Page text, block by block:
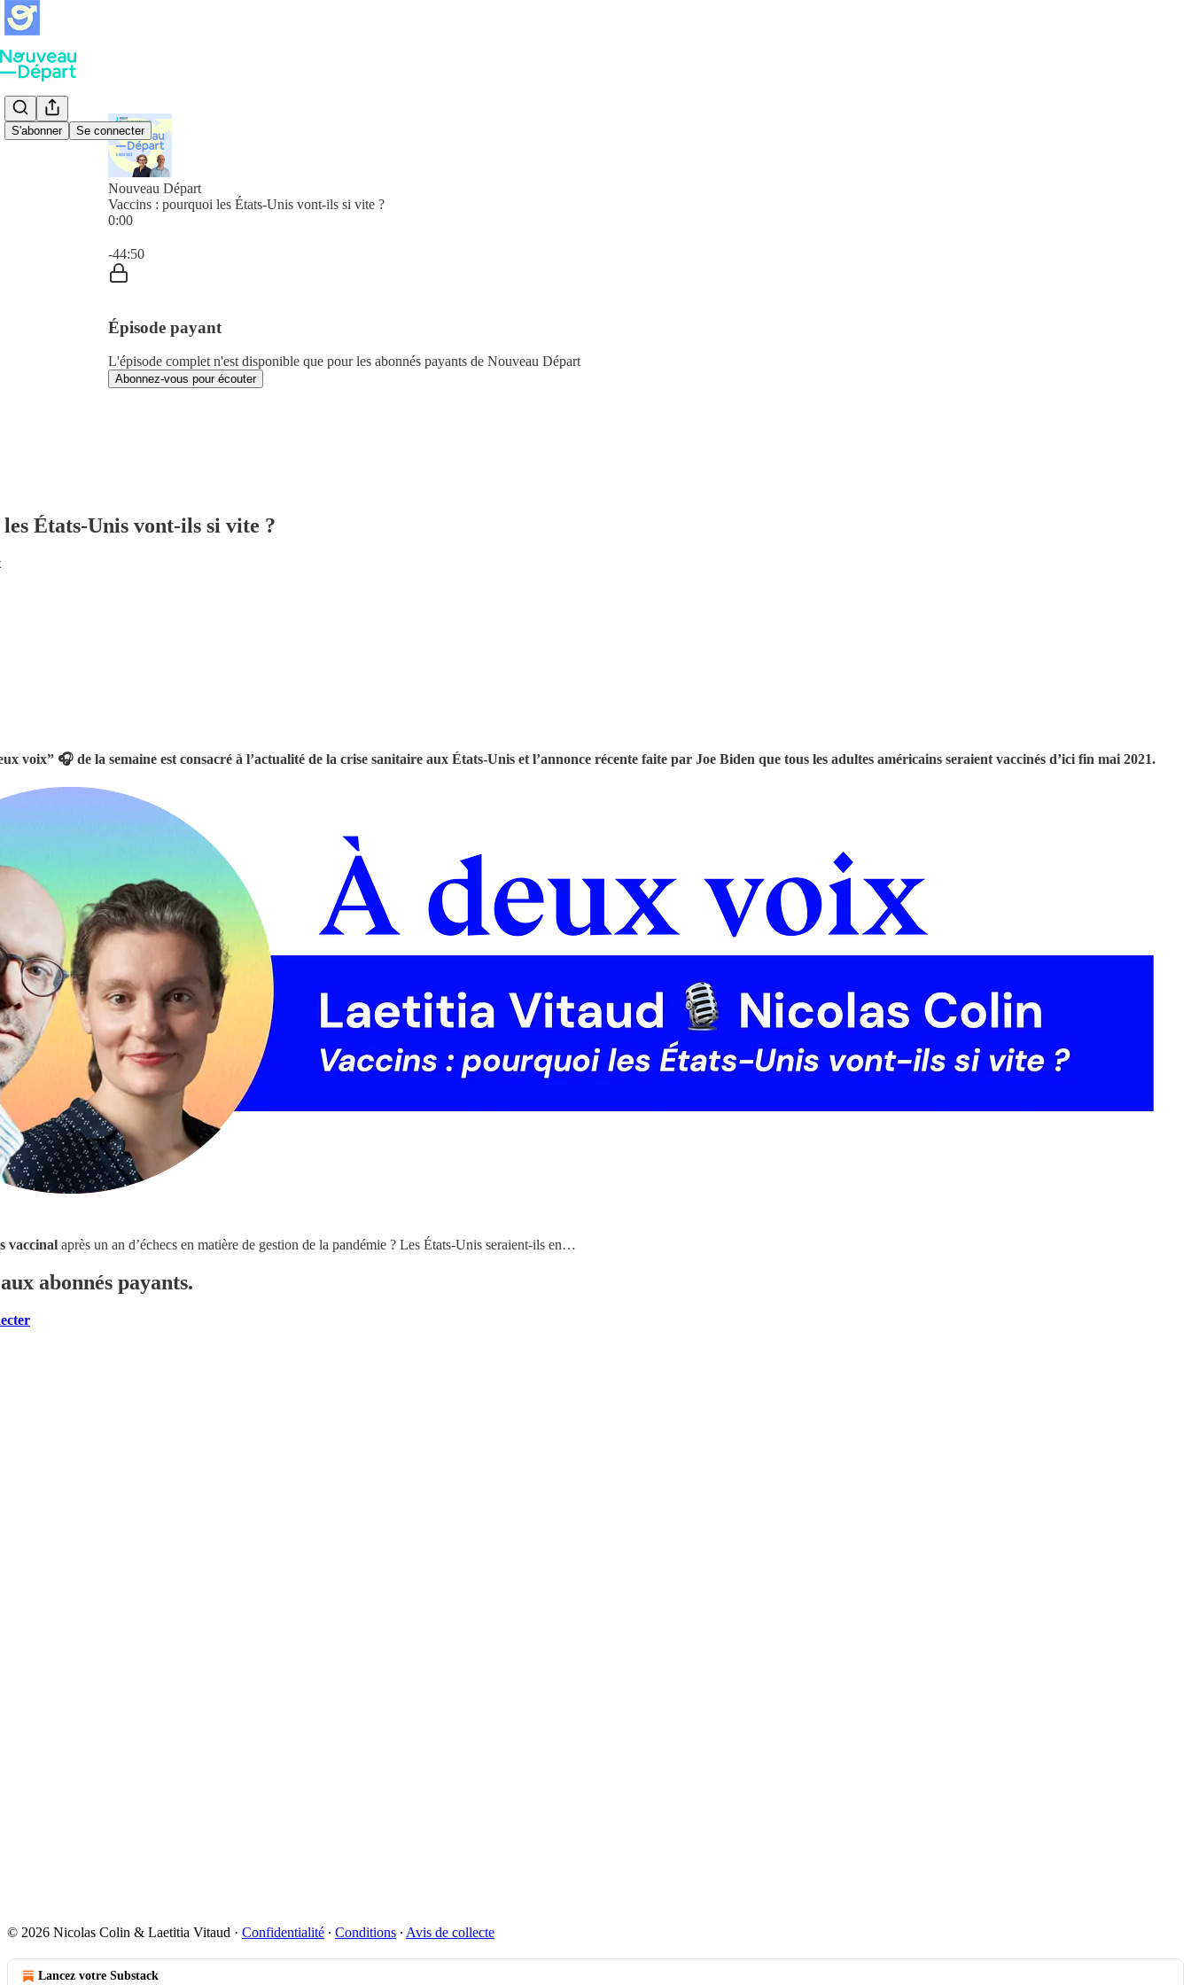
S'abonner Se connecter
Nouveau Départ
Vaccins : pourquoi les États-Unis vont-ils si vite ?
0:00
-44:50
Épisode payant
L'épisode complet n'est disponible que pour les abonnés payants de Nouveau Départ
Abonnez-vous pour écouter
États-Unis vont-ils si vite ?
voix” 🎧 de la semaine est consacré à l’actualité de la crise sanitaire aux États-Unis et l’annonce récente faite par Joe Biden que tous les adultes américains seraient vaccinés d’ici fin mai 2021.
vaccinal après un an d’échecs en matière de gestion de la pandémie ? Les États-Unis seraient-ils en…
abonnés payants.
© 2026 Nicolas Colin & Laetitia Vitaud · Confidentialité ∙ Conditions ∙ Avis de collecte
Lancez votre Substack